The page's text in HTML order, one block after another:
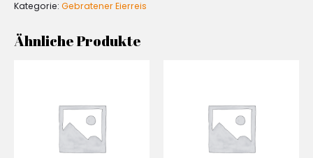
-
Menge
Kategorie: Gebratener Eierreis
Ähnliche Produkte